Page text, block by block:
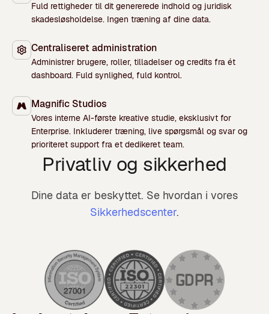
Fuld rettigheder til dit genererede indhold og juridisk
skadesløsholdelse. Ingen træning af dine data.
Centraliseret administration
Administrer brugere, roller, tilladelser og credits fra ét
dashboard. Fuld synlighed, fuld kontrol.
Magnific Studios
Vores interne AI-første kreative studie, eksklusivt for
Enterprise. Inkluderer træning, live spørgsmål og svar og
prioriteret support fra et dedikeret team.
Privatliv og sikkerhed
Dine data er beskyttet. Se hvordan i vores
Sikkerhedscenter.